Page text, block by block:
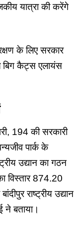
यात्रा की करेंगे
के लिए सरकार
बिग कैट्स एलायंस
194 की सरकारी
पार्क के
उद्यान का गठन
विस्तार 874.20
राष्ट्रीय उद्यान
ने बताया।